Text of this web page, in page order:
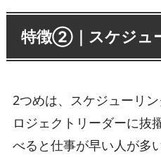
特徴②｜スケジュ
2つめは、スケジューリ
ロジェクトリーダーに抜
べると仕事が早い人が多